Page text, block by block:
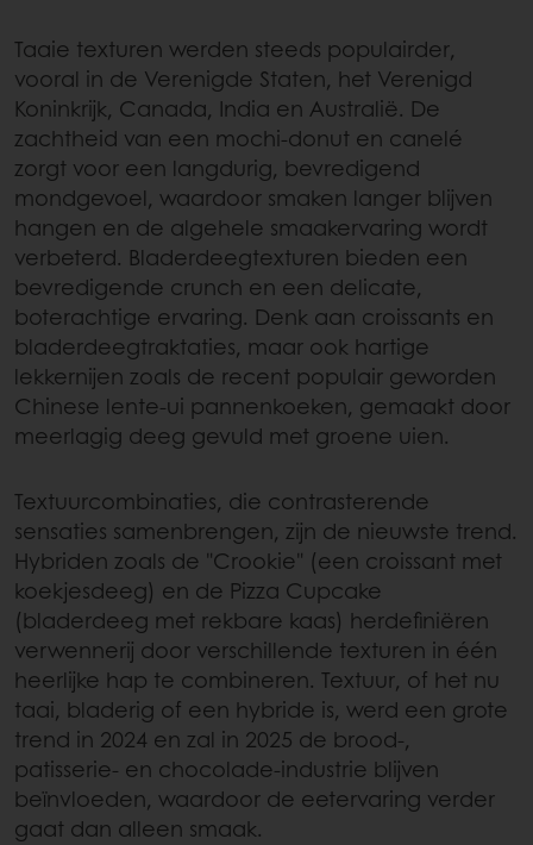
Taaie texturen werden steeds populairder,
vooral in de Verenigde Staten, het Verenigd
Koninkrijk, Canada, India en Australië. De
zachtheid van een mochi-donut en canelé
zorgt voor een langdurig, bevredigend
mondgevoel, waardoor smaken langer blijven
hangen en de algehele smaakervaring wordt
verbeterd. Bladerdeegtexturen bieden een
bevredigende crunch en een delicate,
boterachtige ervaring. Denk aan croissants en
bladerdeegtraktaties, maar ook hartige
lekkernijen zoals de recent populair geworden
Chinese lente-ui pannenkoeken, gemaakt door
meerlagig deeg gevuld met groene uien.
Textuurcombinaties, die contrasterende
sensaties samenbrengen, zijn de nieuwste trend.
Hybriden zoals de "Crookie" (een croissant met
koekjesdeeg) en de Pizza Cupcake
(bladerdeeg met rekbare kaas) herdefiniëren
verwennerij door verschillende texturen in één
heerlijke hap te combineren. Textuur, of het nu
taai, bladerig of een hybride is, werd een grote
trend in 2024 en zal in 2025 de brood-,
patisserie- en chocolade-industrie blijven
beïnvloeden, waardoor de eetervaring verder
gaat dan alleen smaak.